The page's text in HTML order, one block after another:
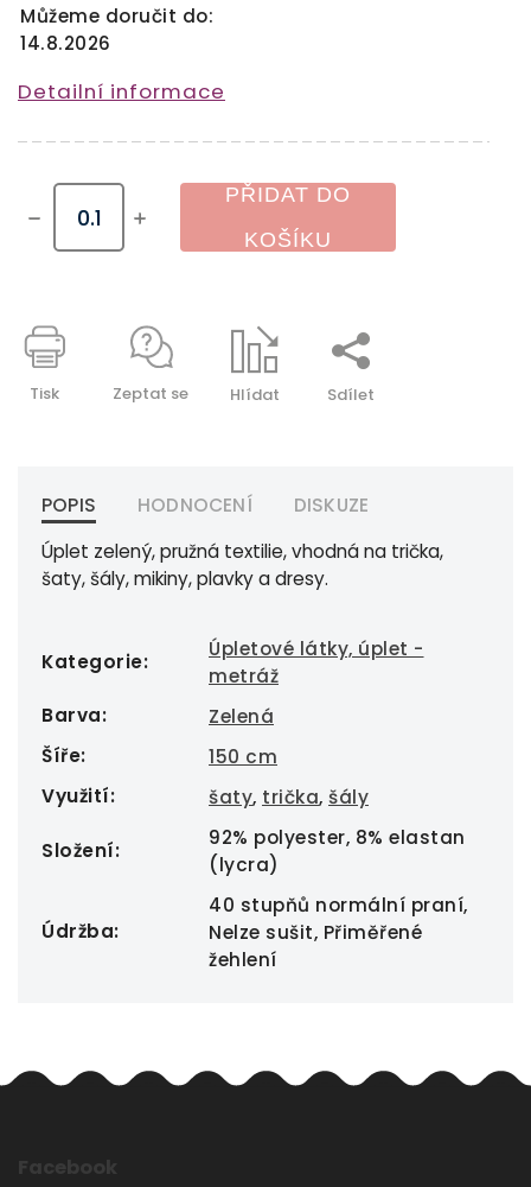
Můžeme doručit do:
14.8.2026
PŘIDAT DO
KOŠÍKU
Detailní informace
Tisk Zeptat se Hlídat Sdílet
POPIS HODNOCENÍ
DISKUZE
Úplet zelený, pružná textilie, vhodná na trička,
šaty, šály, mikiny, plavky a dresy.
Kategorie:
Úpletové látky, úplet -
metráž
Barva:
Zelená
Šíře:
150 cm
Využití: šaty, trička, šály
Složení:
92% polyester, 8% elastan
(lycra)
Údržba:
40 stupňů normální praní,
Nelze sušit, Přiměřené
žehlení
Facebook